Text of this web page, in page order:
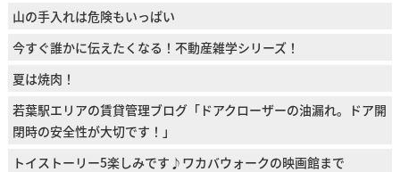
山の手入れは危険もいっぱい
今すぐ誰かに伝えたくなる！不動産雑学シリーズ！
夏は焼肉！
若葉駅エリアの賃貸管理ブログ「ドアクローザーの油漏れ。ドア開
閉時の安全性が大切です！」
トイストーリー5楽しみです♪ワカバウォークの映画館まで